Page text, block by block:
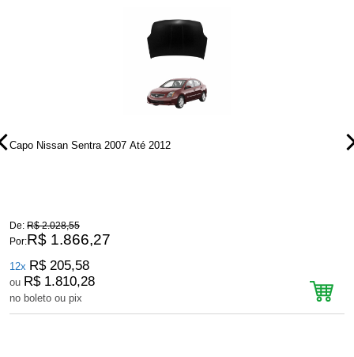
Capo Nissan Sentra 2007 Até 2012
De: R$ 2.028,55
Por:R$ 1.866,27
12x R$ 205,58
ou R$ 1.810,28
no boleto ou pix